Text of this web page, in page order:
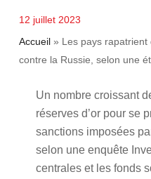
12 juillet 2023
Accueil» Les pays rapatrient
contre la Russie, selon une
Un nombre croissant
réserves d’or pour se
sanctions imposées
selon une enquête
centrales et les fonds